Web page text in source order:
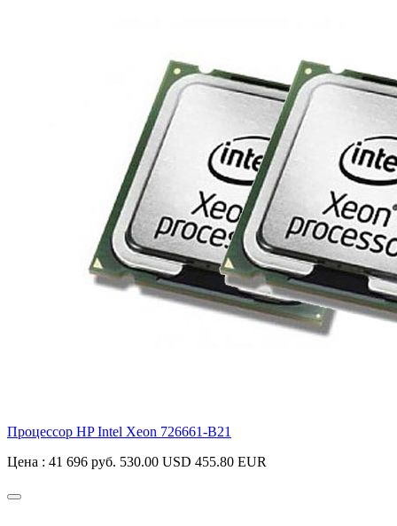
Процессор HP Intel Xeon 726661-B21
Цена : 41 696 руб. 530.00 USD 455.80 EUR